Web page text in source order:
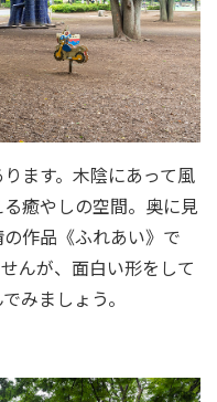
ます。木陰にあって風
癒やしの空間。奥に見
作品《ふれあい》で
んが、面白い形をして
みましょう。